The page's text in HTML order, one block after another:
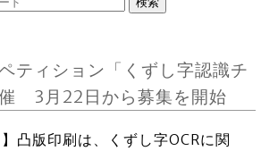
ティション「くずし字認識チ
3月22日から募集を開始
凸版印刷は、くずし字OCRに関